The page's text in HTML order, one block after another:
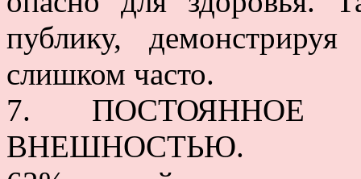
публику,
слишком часто.
7. ПОСТОЯННОЕ
ВНЕШНОСТЬЮ.